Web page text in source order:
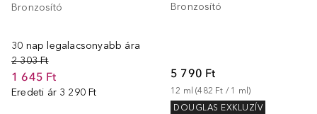
Bronzosító
30 nap legalacsonyabb ára
2 303 Ft
1 645 Ft
Eredeti ár 3 290 Ft
Bronzosító
5 790 Ft
12 ml (482 Ft / 1 ml)
DOUGLAS EXKLUZÍV